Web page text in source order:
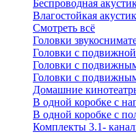
Беспроводная
Влагостойкая
Смотреть всё
Головки
Головки с
Головки с
Головки с
Домашние
В одной коробке с
В одной коробке с
Комплекты 3.1-